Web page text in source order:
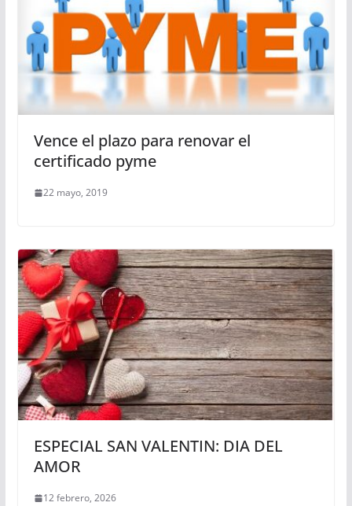
Vence el plazo para renovar el
certificado pyme
22 mayo, 2019
ESPECIAL SAN VALENTIN: DIA DEL
AMOR
12 febrero, 2026